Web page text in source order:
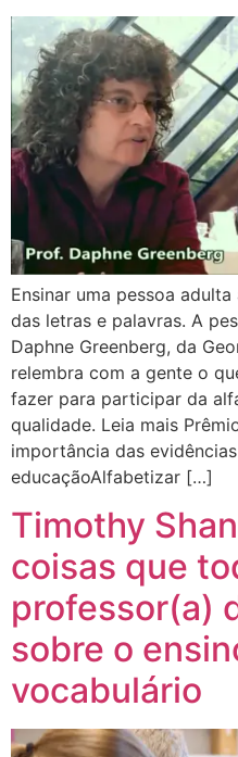
Ensinar uma pessoa
das letras e palavras. A
Daphne Greenberg, da
relembra com a gente o
fazer para participar da
qualidade. Leia mais
importância das
educaçãoAlfabetizar […]
Timothy
coisas que
professor(a)
sobre o
vocabulário